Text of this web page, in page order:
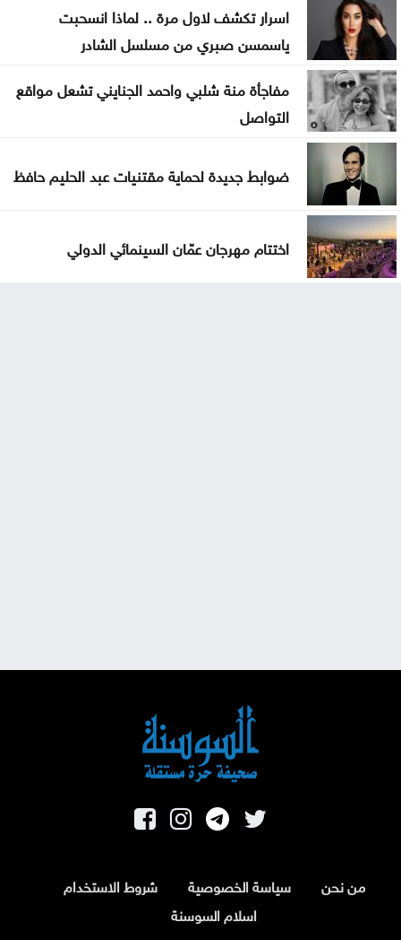
اسرار تكشف لاول مرة .. لماذا انسحبت
ياسمسن صبري من مسلسل الشادر
مفاجأة منة شلبي واحمد الجنايني تشعل مواقع
التواصل
ضوابط جديدة لحماية مقتنيات عبد الحليم حافظ
اختتام مهرجان عمّان السينمائي الدولي
من نحن سياسة الخصوصية
شروط الاستخدام
اسلام السوسنة